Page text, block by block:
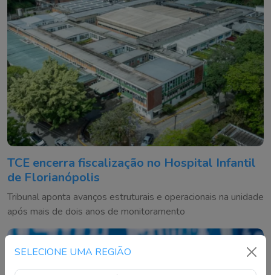
SELECIONE UMA REGIÃO
TCE encerra fiscalização no Hospital Infantil
de Florianópolis
Tribunal aponta avanços estruturais e operacionais na unidade
após mais de dois anos de monitoramento